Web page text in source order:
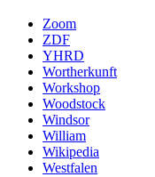
Zoom
ZDF
YHRD
Wortherkunft
Workshop
Woodstock
Windsor
William
Wikipedia
Westfalen